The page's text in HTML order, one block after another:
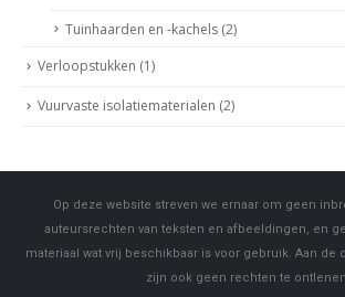
Tuinhaarden en -kachels (2)
Verloopstukken (1)
Vuurvaste isolatiematerialen (2)
Op deze website streven we ernaar om geen
auteursrechten van teksten en afbeeldingen, en
materiaal wat vrij beschikbaar is voor gebruik. Aan de
zijn ook geen rechten te